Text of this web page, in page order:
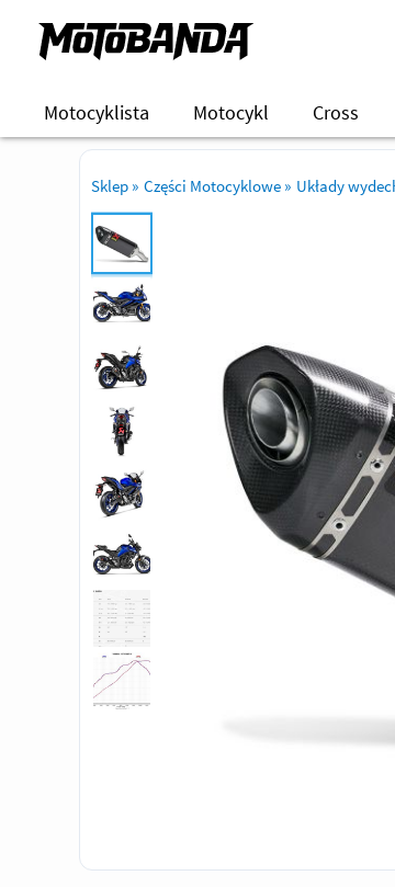
Motocyklista Motocykl Cross
Sklep » Części Motocyklowe » Układy